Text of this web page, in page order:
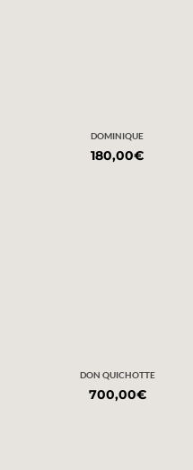
DOMINIQUE
180,00€
DON QUICHOTTE
700,00€